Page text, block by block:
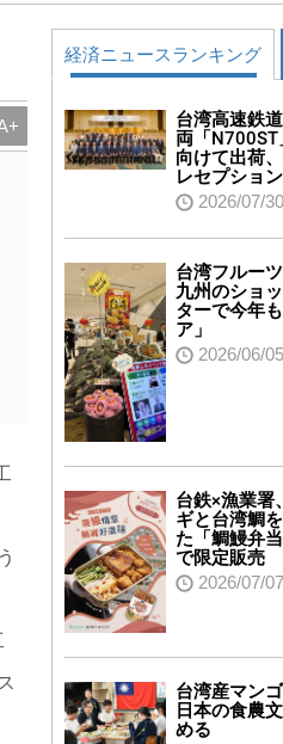
経済ニュースランキング
台湾高速鉄
両「
向けて出荷
レセプション
2026/07/30
台湾フルーツ
九州のショ
ターで今年
ア」
2026/06/05
台鉄×漁業署
ギと台湾鯛
た「鯛鰻弁
で限定販売
2026/07/07
台湾産マン
日本の食農
める